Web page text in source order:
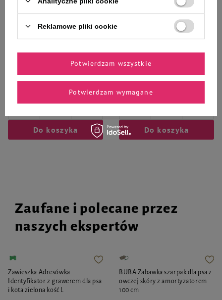
Mokra karma dla psa Dolina
175,80 zł
Do koszyka
Mokra karma dla psa Dolina
105,60 zł
Do koszyka
Zaufane i polecane przez
naszych ekspertów
Zawieszka Adresówka
Identyfikator z grawerem dla psa
i kota zielona kość L
BUBA Zabawka szarpak dla psa z
owczej skóry z amortyzatorem
100 cm
Reklamowe pliki cookie
Potwierdzam wymagane
Potwierdzam wszystkie